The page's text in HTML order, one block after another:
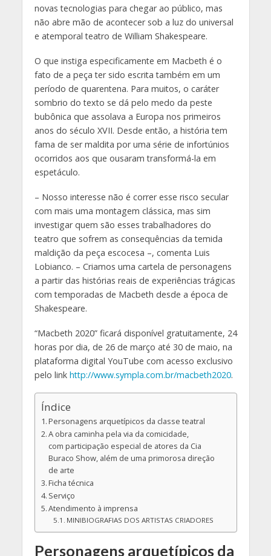
novas tecnologias para chegar ao público, mas
não abre mão de acontecer sob a luz do universal
e atemporal teatro de William Shakespeare.
O que instiga especificamente em Macbeth é o
fato de a peça ter sido escrita também em um
período de quarentena. Para muitos, o caráter
sombrio do texto se dá pelo medo da peste
bubônica que assolava a Europa nos primeiros
anos do século XVII. Desde então, a história tem
fama de ser maldita por uma série de infortúnios
ocorridos aos que ousaram transformá-la em
espetáculo.
– Nosso interesse não é correr esse risco secular
com mais uma montagem clássica, mas sim
investigar quem são esses trabalhadores do
teatro que sofrem as consequências da temida
maldição da peça escocesa –, comenta Luis
Lobianco. – Criamos uma cartela de personagens
a partir das histórias reais de experiências trágicas
com temporadas de Macbeth desde a época de
Shakespeare.
“Macbeth 2020” ficará disponível gratuitamente, 24
horas por dia, de 26 de março até 30 de maio, na
plataforma digital YouTube com acesso exclusivo
pelo link http://www.sympla.com.br/macbeth2020.
Índice
Personagens arquetípicos da classe teatral
A obra caminha pela via da comicidade,
com participação especial de atores da Cia
Buraco Show, além de uma primorosa direção
de arte
Ficha técnica
Serviço
Atendimento à imprensa
MINIBIOGRAFIAS DOS ARTISTAS CRIADORES
Personagens arquetípicos da